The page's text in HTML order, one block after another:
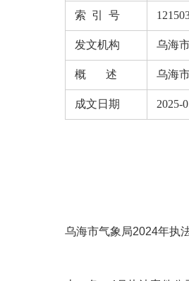
索 引 号
发文机构 乌海
概 述 乌海
成文日期 2025-
乌海市气象局2024年执